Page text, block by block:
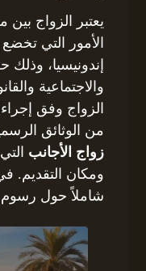
يعتبر الزواج
الأمور التي
إندونيسيا، وذلك
والاجتماعية
الزواج وفق
من الوثائق
زواج الأجانب
ومكان التقديم.
شاملاً حول رسوم